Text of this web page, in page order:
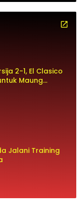
2-1, El Clasico
Maung
Jalani Training